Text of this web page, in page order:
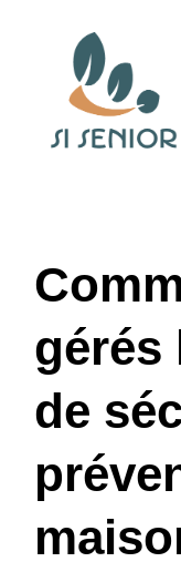
gérés
de